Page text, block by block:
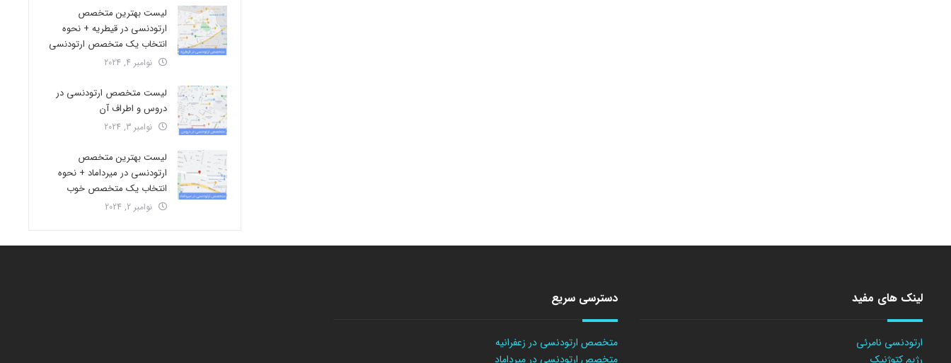
لیست بهترین متخصص
ارتودنسی در قیطریه + نحوه
انتخاب یک متخصص ارتودنسی
نوامبر 4, 2024
لیست متخصص ارتودنسی در
دروس و اطراف آن
نوامبر 3, 2024
لیست بهترین متخصص
ارتودنسی در میرداماد + نحوه
انتخاب یک متخصص خوب
نوامبر 2, 2024
لینک های مفید
ارتودنسی نامرئی
رژیم کتوژنیک
دسترسی سریع
متخصص ارتودنسی در زعفرانیه
متخصص ارتودنسی در میرداماد